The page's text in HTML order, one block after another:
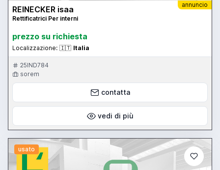
annuncio
REINECKER isaa
Rettificatrici Per interni
prezzo su richiesta
Localizzazione: 🇮🇹 Italia
25IND784
sorem
contatta
vedi di più
usato